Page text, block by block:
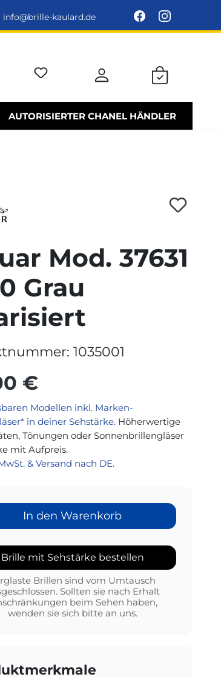
info@brille-kaulard.de
AUTORISIERTER CHANEL HÄNDLER
Mod. 37631
Grau
1035001
€
Modellen inkl. Marken-
in deiner Sehstärke. Höherwertige
Tönungen oder Sonnenbrillengläser
mit Aufpreis.
& Versand nach DE.
In den Warenkorb
Brille mit Sehstärke bestellen
Brillen sind vom Umtausch
Sollten sie nach Erhalt
beim Sehen haben,
wenden sie sich bitte an uns.